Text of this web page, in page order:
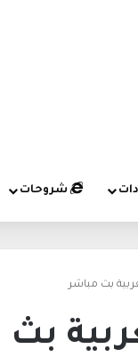
شروحات
بث مباشر